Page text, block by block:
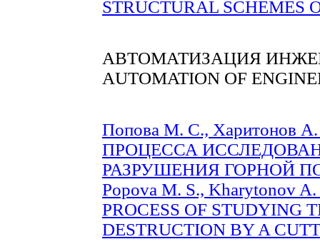
STRUCTURAL SCHEMES
АВТОМАТИЗАЦИЯ
AUTOMATION OF
Попова М. С.,
ПРОЦЕССА
РАЗРУШЕНИЯ ГОРНОЙ
Popova M. S., Kharytonov
PROCESS OF STUDYING
DESTRUCTION BY A